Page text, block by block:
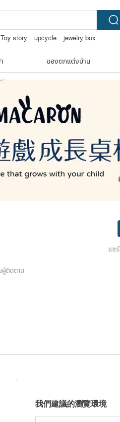
Toy story upcycle
jewelry box
ของตกแต่งบ้าน
ผู้ติดตาม
แชร์
我們建議的瀏覽環境